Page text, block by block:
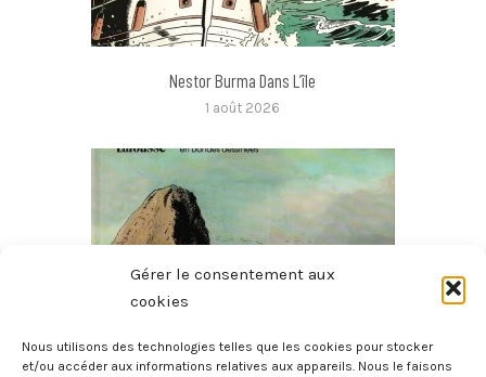
Gérer le consentement aux
cookies
Nous utilisons des technologies telles que les cookies pour stocker
et/ou accéder aux informations relatives aux appareils. Nous le faisons
Nestor Burma Dans L’île
1 août 2026